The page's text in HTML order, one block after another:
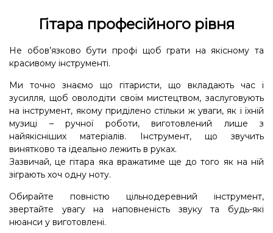
Гітара професійного рівня
Не обов’язково бути профі щоб грати на якісному та
красивому інструменті.
Ми точно знаємо що гітаристи, що вкладають час і
зусилля, щоб оволодіти своїм мистецтвом, заслуговують
на інструмент, якому приділено стільки ж уваги, як і їхній
музиці – ручної роботи, виготовлений лише з
найякісніших матеріалів. Інструмент, що звучить
винятково та ідеально лежить в руках.
Зазвичай, це гітара яка вражатиме ще до того як на ній
зіграють хоч одну ноту.
Обирайте повністю цільнодеревний інструмент,
звертайте увагу на наповненість звуку та будь-які
нюанси у виготовлені.